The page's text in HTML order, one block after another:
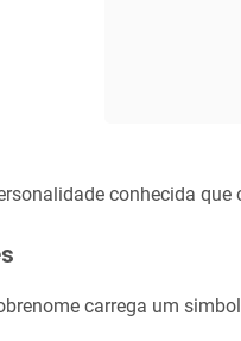
conhecida
carrega um